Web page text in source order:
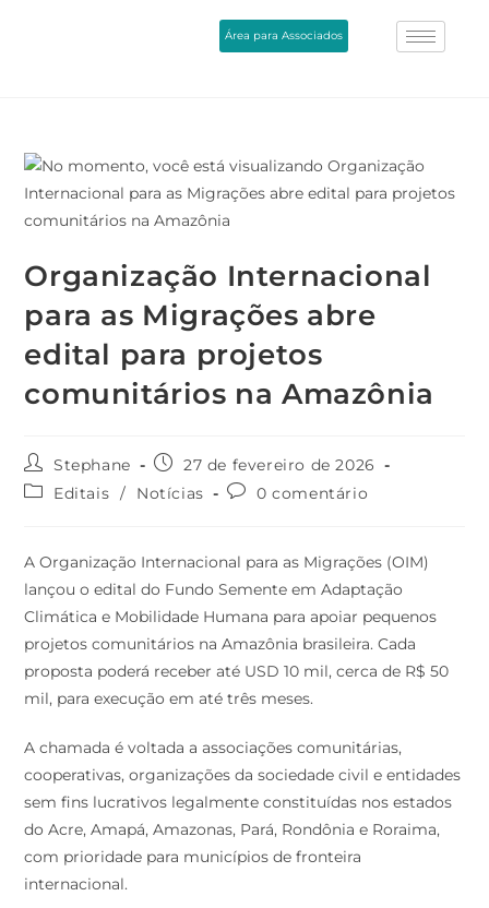
Área para Associados
Organização Internacional
para as Migrações abre
edital para projetos
comunitários na Amazônia
Stephane
27 de fevereiro de 2026
Editais / Notícias 0 comentário
A Organização Internacional para as Migrações (OIM)
lançou o edital do Fundo Semente em Adaptação
Climática e Mobilidade Humana para apoiar pequenos
projetos comunitários na Amazônia brasileira. Cada
proposta poderá receber até USD 10 mil, cerca de R$ 50
mil, para execução em até três meses.
A chamada é voltada a associações comunitárias,
cooperativas, organizações da sociedade civil e entidades
sem fins lucrativos legalmente constituídas nos estados
do Acre, Amapá, Amazonas, Pará, Rondônia e Roraima,
com prioridade para municípios de fronteira
internacional.